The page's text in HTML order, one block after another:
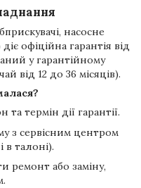
насосне
офіційна гарантія від
у гарантійному
від 12 до 36 місяців).
термін дії гарантії.
з сервісним центром
в талоні).
ремонт або заміну,